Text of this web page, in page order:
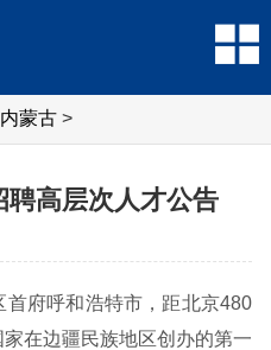
内蒙古 >
聘高层次人才公告
府呼和浩特市，距北京480
在边疆民族地区创办的第一